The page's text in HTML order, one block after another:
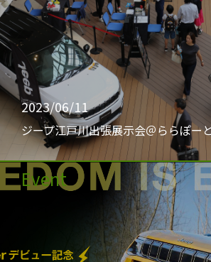
2023/06/11
ジープ江戸川出張展示会＠ららぽー
Event